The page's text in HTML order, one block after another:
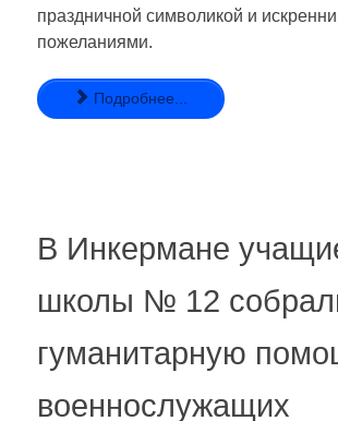
праздничной символикой и
пожеланиями.
Подробнее...
В Инкермане
школы № 12
гуманитарную
военнослужащих